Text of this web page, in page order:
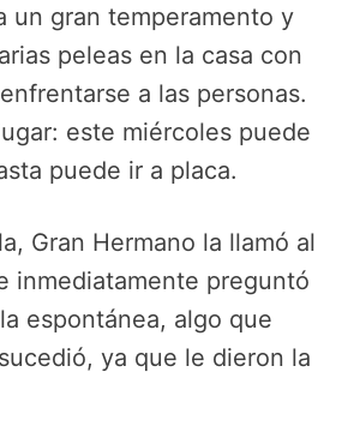
un gran temperamento y
peleas en la casa con
a las personas.
este miércoles puede
puede ir a placa.
Gran Hermano la llamó al
inmediatamente preguntó
espontánea, algo que
ya que le dieron la